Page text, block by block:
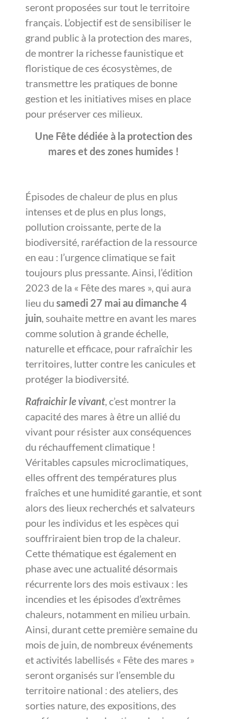
seront proposées sur tout le territoire
français. L’objectif est de sensibiliser le
grand public à la protection des mares,
de montrer la richesse faunistique et
floristique de ces écosystèmes, de
transmettre les pratiques de bonne
gestion et les initiatives mises en place
pour préserver ces milieux.
Une Fête dédiée à la protection des
mares et des zones humides !
Épisodes de chaleur de plus en plus
intenses et de plus en plus longs,
pollution croissante, perte de la
biodiversité, raréfaction de la ressource
en eau : l’urgence climatique se fait
toujours plus pressante. Ainsi, l’édition
2023 de la « Fête des mares », qui aura
lieu du samedi 27 mai au dimanche 4
juin, souhaite mettre en avant les mares
comme solution à grande échelle,
naturelle et efficace, pour rafraîchir les
territoires, lutter contre les canicules et
protéger la biodiversité.
Rafraichir le vivant, c’est montrer la
capacité des mares à être un allié du
vivant pour résister aux conséquences
du réchauffement climatique !
Véritables capsules microclimatiques,
elles offrent des températures plus
fraîches et une humidité garantie, et sont
alors des lieux recherchés et salvateurs
pour les individus et les espèces qui
souffriraient bien trop de la chaleur.
Cette thématique est également en
phase avec une actualité désormais
récurrente lors des mois estivaux : les
incendies et les épisodes d’extrêmes
chaleurs, notamment en milieu urbain.
Ainsi, durant cette première semaine du
mois de juin, de nombreux événements
et activités labellisés « Fête des mares »
seront organisés sur l’ensemble du
territoire national : des ateliers, des
sorties nature, des expositions, des